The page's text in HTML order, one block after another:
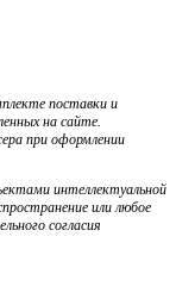
поставки и
на сайте.
при оформлении
интеллектуальной
или любое
согласия